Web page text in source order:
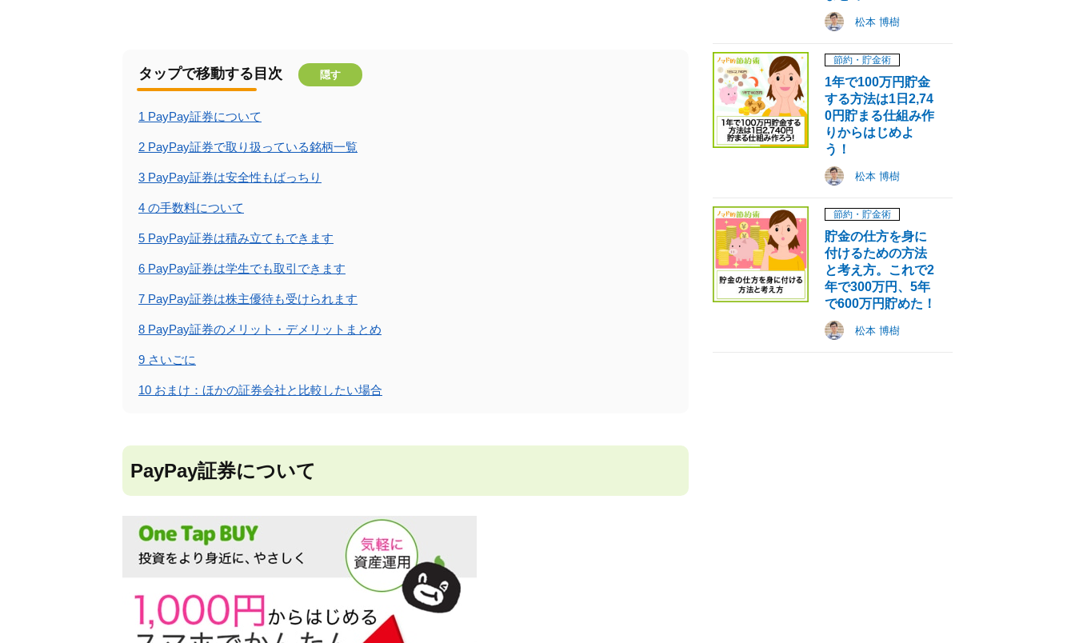
タップで移動する目次 隠す
1 PayPay証券について
2 PayPay証券で取り扱っている銘柄一覧
3 PayPay証券は安全性もばっちり
4 の手数料について
5 PayPay証券は積み立てもできます
6 PayPay証券は学生でも取引できます
7 PayPay証券は株主優待も受けられます
8 PayPay証券のメリット・デメリットまとめ
9 さいごに
10 おまけ：ほかの証券会社と比較したい場合
PayPay証券について
松本 博樹
節約・貯金術
1年で100万円貯金
する方法は1日2,74
0円貯まる仕組み作
りからはじめよ
う！
松本 博樹
節約・貯金術
貯金の仕方を身に
付けるための方法
と考え方。これで2
年で300万円、5年
で600万円貯めた！
松本 博樹